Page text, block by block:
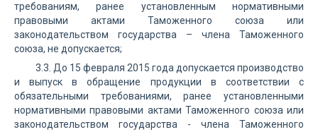
требованиям, ранее установленным нормативными
правовыми актами Таможенного союза или
законодательством государства – члена Таможенного
союза, не допускается;
3.3. До 15 февраля 2015 года допускается производство
и выпуск в обращение продукции в соответствии с
обязательными требованиями, ранее установленными
нормативными правовыми актами Таможенного союза или
законодательством государства - члена Таможенного